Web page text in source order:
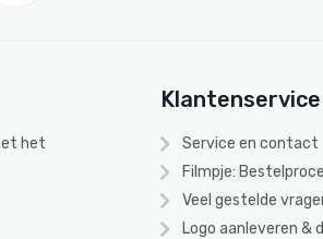
het
Klantenservice
Service en contact
Filmpje:
Veel gestelde
Logo aanleveren &